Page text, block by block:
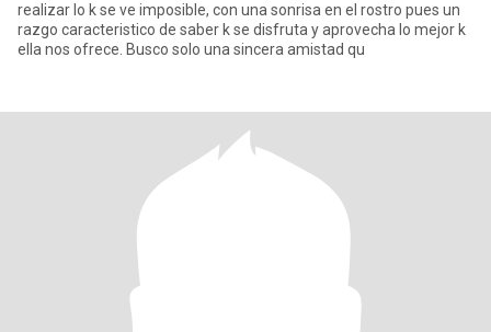
realizar lo k se ve imposible, con una sonrisa en el rostro pues un
razgo caracteristico de saber k se disfruta y aprovecha lo mejor k
ella nos ofrece. Busco solo una sincera amistad qu